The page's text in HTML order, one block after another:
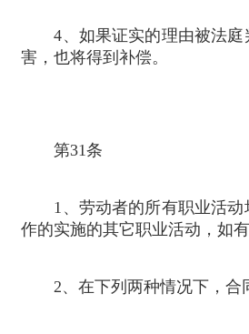
4、如果证实的理由被法
害，也将得到补偿。
第31条
1 、劳动者的所有职业活
作的实施的其它职业活动，如
2、在下列两种情况下，